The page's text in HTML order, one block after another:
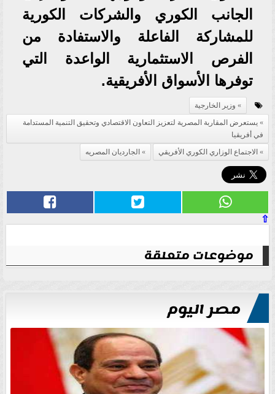
الجانب الكوري والشركات الكورية
للمشاركة الفاعلة والاستفادة من
الفرص الاستثمارية الواعدة التي
توفرها الأسواق الأفريقية.
وزير الخارجية
يستعرض المقاربة المصرية لتعزيز التعاون الاقتصادي وتحقيق التنمية المستدامة
في أفريقيا
الاجتماع الوزاري الكوري الأفريقي
الجارديان المصريه
⇧
موضوعات متعلقة
مصر اليوم